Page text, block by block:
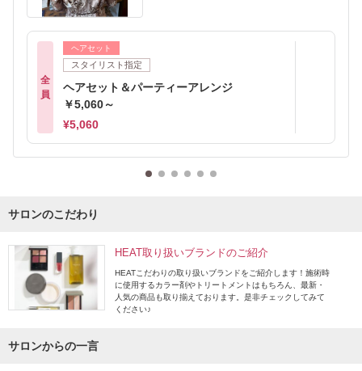
全
員
ヘアセット
スタイリスト指定
ヘアセット＆パーティーアレンジ
￥5,060～
¥5,060
サロンのこだわり
HEAT取り扱いブランドのご紹介
HEATこだわりの取り扱いブランドをご紹介します！施術時
に使用するカラー剤やトリートメントはもちろん、最新・
人気の商品も取り揃えております。是非チェックしてみて
ください♪
サロンからの一言